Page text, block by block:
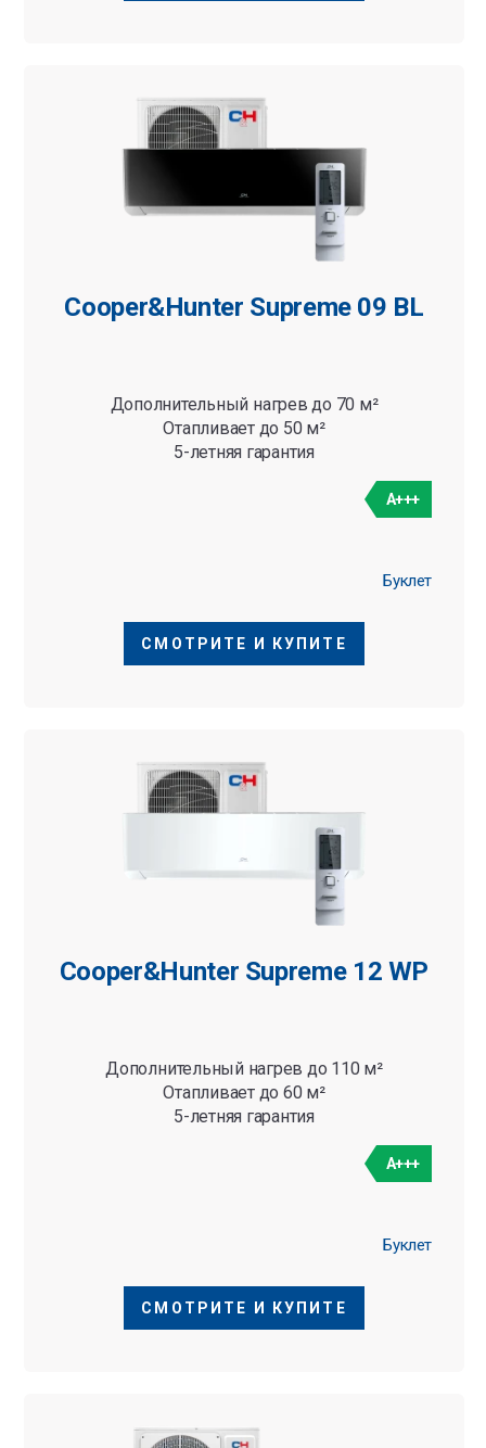
Cooper&Hunter Supreme 09 BL
Дополнительный нагрев до 70 м²
Отапливает до 50 м²
5-летняя гарантия
A+++
Буклет
СМОТРИТЕ И КУПИТЕ
Cooper&Hunter Supreme 12 WP
Дополнительный нагрев до 110 м²
Отапливает до 60 м²
5-летняя гарантия
A+++
Буклет
СМОТРИТЕ И КУПИТЕ